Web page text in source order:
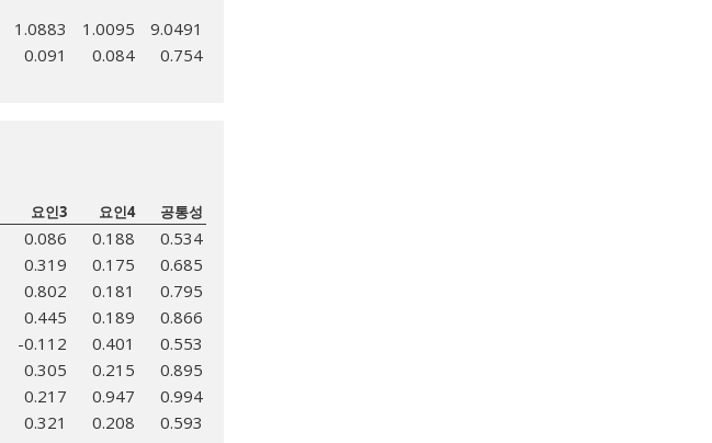
1.0883 1.0095
9.0491
0.091 0.084 0.754
요인3 요인4 공통성
0.086 0.188
0.534
0.319 0.175
0.685
0.802 0.181
0.795
0.445 0.189
0.866
-0.112 0.401
0.553
0.305 0.215
0.895
0.217 0.947
0.994
0.321 0.208
0.593